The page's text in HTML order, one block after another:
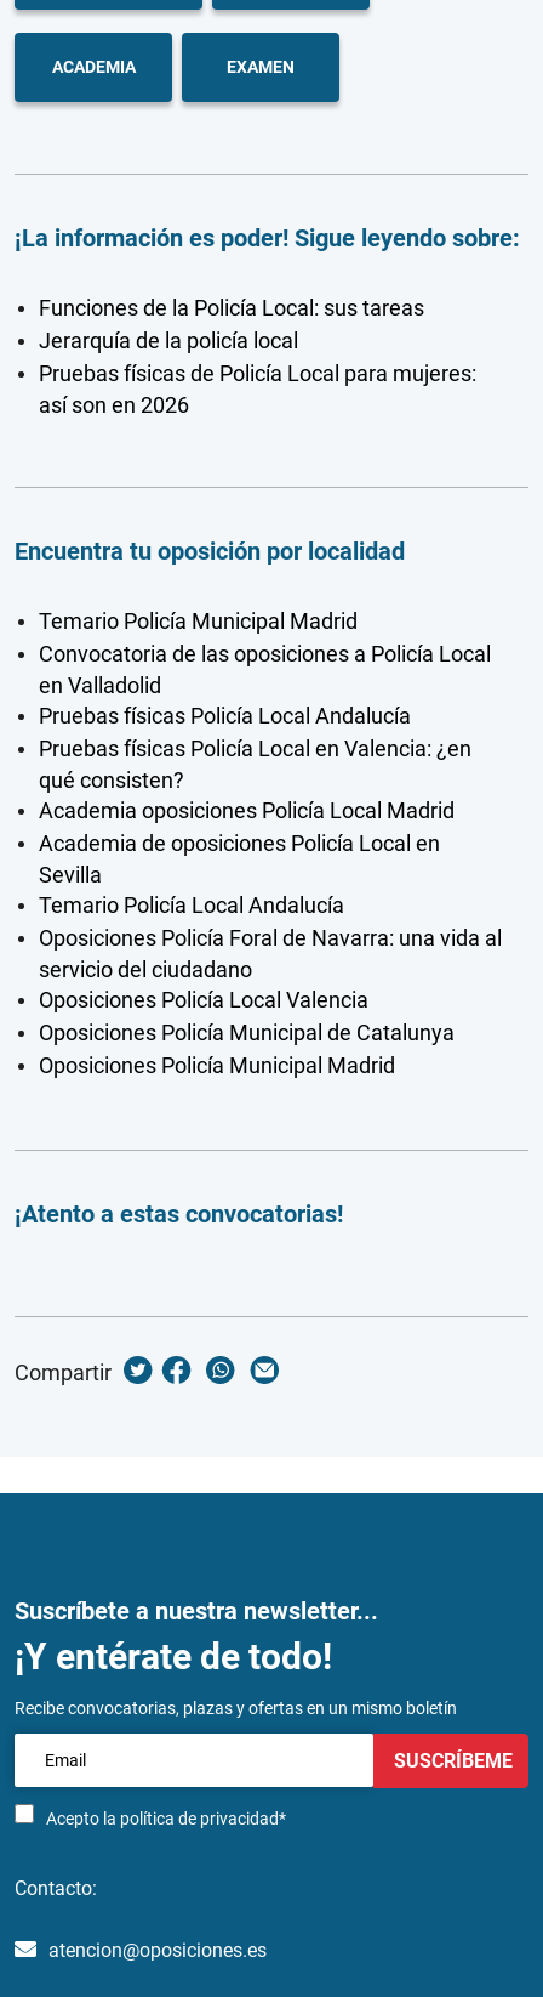
ACADEMIA EXAMEN
¡La información es poder! Sigue leyendo sobre:
Funciones de la Policía Local: sus tareas
Jerarquía de la policía local
Pruebas físicas de Policía Local para mujeres:
así son en 2026
Encuentra tu oposición por localidad
Temario Policía Municipal Madrid
Convocatoria de las oposiciones a Policía Local
en Valladolid
Pruebas físicas Policía Local Andalucía
Pruebas físicas Policía Local en Valencia: ¿en
qué consisten?
Academia oposiciones Policía Local Madrid
Academia de oposiciones Policía Local en
Sevilla
Temario Policía Local Andalucía
Oposiciones Policía Foral de Navarra: una vida al
servicio del ciudadano
Oposiciones Policía Local Valencia
Oposiciones Policía Municipal de Catalunya
Oposiciones Policía Municipal Madrid
¡Atento a estas convocatorias!
Compartir
Suscríbete a nuestra newsletter...
¡Y entérate de todo!
Recibe convocatorias, plazas y ofertas en un mismo boletín
Acepto la política de privacidad*
SUSCRÍBEME
Contacto:
atencion@oposiciones.es